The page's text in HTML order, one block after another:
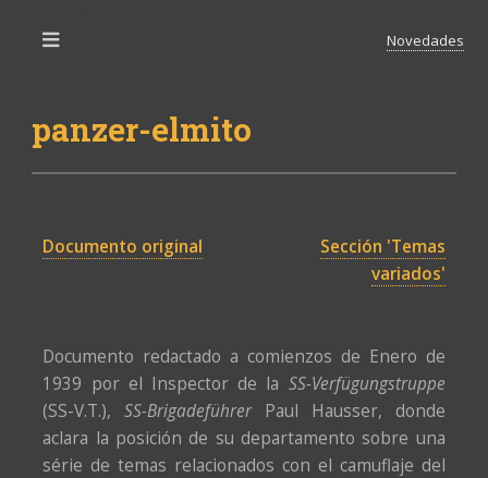
panzer-elmito
Novedades
Documento original
Sección 'Temas
variados'
Documento redactado a comienzos de Enero de
1939 por el Inspector de la SS-Verfügungstruppe
(SS-V.T.),SS-BrigadeführerPaul Hausser, donde
aclara la posición de su departamento sobre una
série de temas relacionados con el camuflaje del